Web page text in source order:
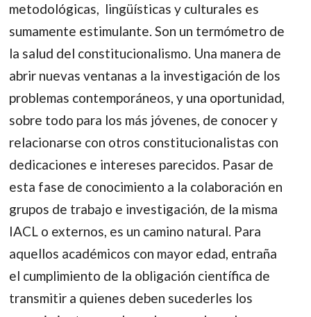
metodológicas, lingüísticas y culturales es
sumamente estimulante. Son un termómetro de
la salud del constitucionalismo. Una manera de
abrir nuevas ventanas a la investigación de los
problemas contemporáneos, y una oportunidad,
sobre todo para los más jóvenes, de conocer y
relacionarse con otros constitucionalistas con
dedicaciones e intereses parecidos. Pasar de
esta fase de conocimiento a la colaboración en
grupos de trabajo e investigación, de la misma
IACL o externos, es un camino natural. Para
aquellos académicos con mayor edad, entraña
el cumplimiento de la obligación científica de
transmitir a quienes deben sucederles los